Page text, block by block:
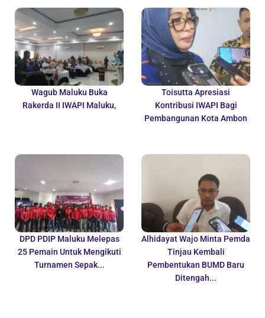
Wagub Maluku Buka
Rakerda II IWAPI Maluku,
Toisutta Apresiasi
Kontribusi IWAPI Bagi
Pembangunan Kota Ambon
DPD PDIP Maluku Melepas
25 Pemain Untuk Mengikuti
Turnamen Sepak...
Alhidayat Wajo Minta Pemda
Tinjau Kembali
Pembentukan BUMD Baru
Ditengah...